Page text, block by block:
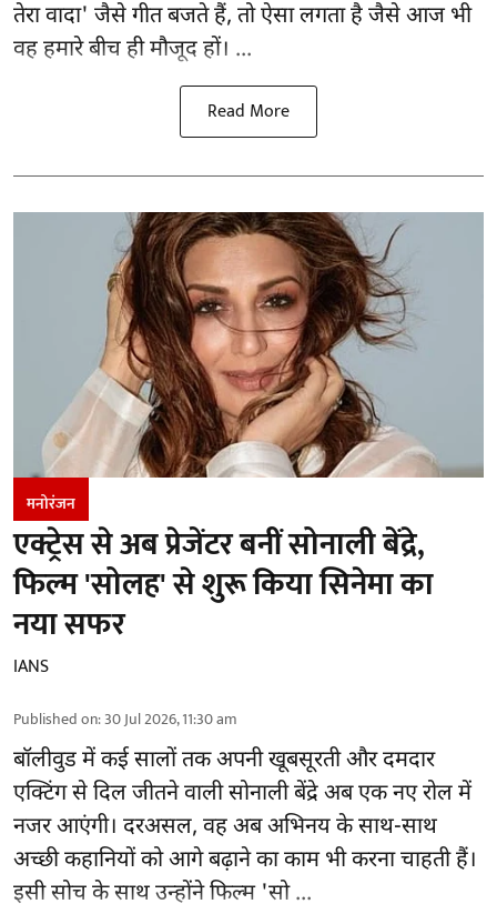
तेरा वादा' जैसे गीत बजते हैं, तो ऐसा लगता है जैसे आज भी
वह हमारे बीच ही मौजूद हों। ...
Read More
मनोरंजन
एक्ट्रेस से अब प्रेजेंटर बनीं सोनाली बेंद्रे,
फिल्म 'सोलह' से शुरू किया सिनेमा का
नया सफर
IANS
Published on:30 Jul 2026, 11:30 am
बॉलीवुडमें कई सालों तक अपनी खूबसूरती और दमदार
एक्टिंग से दिल जीतने वाली सोनाली बेंद्रे अब एक नए रोल में
नजर आएंगी। दरअसल, वह अब अभिनय के साथ-साथ
अच्छी कहानियों को आगे बढ़ाने का काम भी करना चाहती हैं।
इसी सोच के साथ उन्होंने फिल्म 'सो ...